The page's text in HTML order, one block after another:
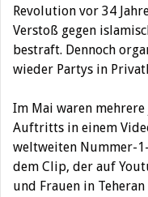
Revolution vor 34
Verstoß gegen
bestraft. Dennoch
wieder Partys in
Im Mai waren
Auftritts in einem
weltweiten Nummer-
dem Clip, der auf
und Frauen in